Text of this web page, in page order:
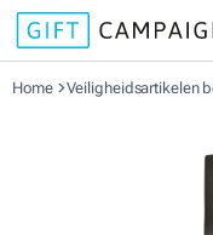
Home Veiligheidsartikelen